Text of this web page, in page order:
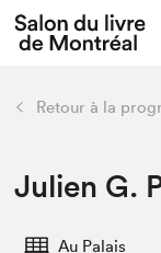
Préparer
retour
Préparer sa
Liens
Retour à la
Julien G.
Au Palais